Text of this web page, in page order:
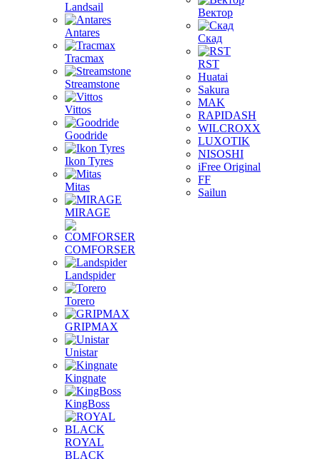
Landsail
Antares
Tracmax
Streamstone
Vittos
Goodride
Ikon Tyres
Mitas
MIRAGE
COMFORSER
Landspider
Torero
GRIPMAX
Unistar
Kingnate
KingBoss
ROYAL
BLACK
Вектор
Скад
RST
Huatai
Sakura
MAK
RAPIDASH
WILCROXX
LUXOTIK
NISOSHI
iFree Original
FF
Sailun